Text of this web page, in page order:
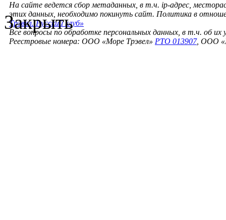
На сайте ведется сбор метаданных, в т.ч. ip-адрес,
этих данных, необходимо покинуть сайт. Политика в
Трэвел. Русский клуб»
Все вопросы по обработке персональных данных, в т.ч. об их
Реестровые номера: ООО «Море Трэвел» РТО 013907, ООО
Закрыть